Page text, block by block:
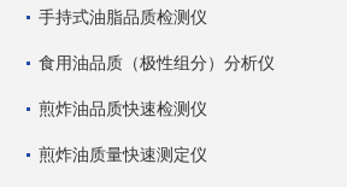
手持式油脂品质检测仪
食用油品质（极性组分）分析仪
煎炸油品质快速检测仪
煎炸油质量快速测定仪